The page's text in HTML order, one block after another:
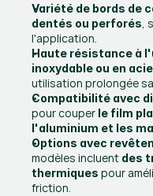
Variété de bords de
dentés ou perforés,
l'application.
Haute résistance à
inoxydable ou en
utilisation prolongée
Compatibilité avec
pour couper le film
l'aluminium et les
Options avec
modèles incluent des
thermiques pour
friction.